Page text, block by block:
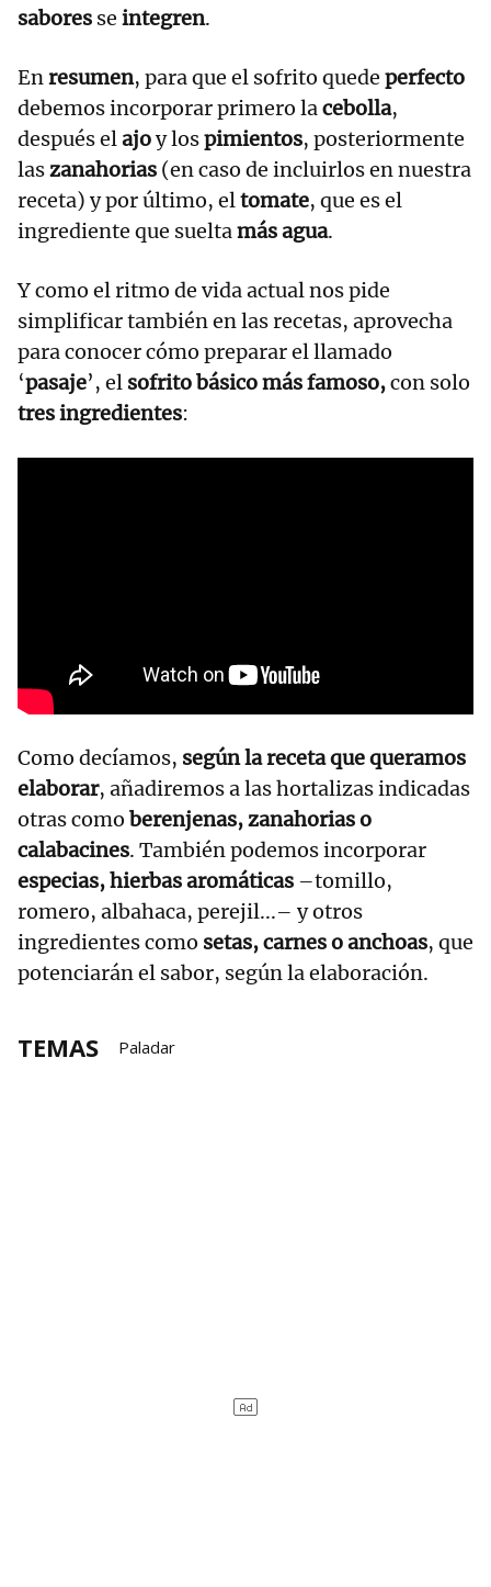
sabores se integren.
Enresumen, para que el sofrito quede perfecto
debemos incorporar primero lacebolla,
después elajoy lospimientos, posteriormente
laszanahorias (en caso de incluirlos en nuestra
receta) y por último, eltomate, que es el
ingrediente que sueltamás agua.
Y como el ritmo de vida actual nos pide
simplificar también en las recetas, aprovecha
para conocer cómo preparar el llamado
‘pasaje’, el sofrito básico más famoso,con solo
tres ingredientes:
Como decíamos, según la receta que queramos
elaborar, añadiremos a las hortalizas indicadas
otras como berenjenas, zanahorias o
calabacines. También podemos incorporar
especias, hierbas aromáticas –tomillo,
romero, albahaca, perejil...– y otros
ingredientes como setas, carnes o anchoas, que
potenciarán el sabor, según la elaboración.
TEMAS Paladar